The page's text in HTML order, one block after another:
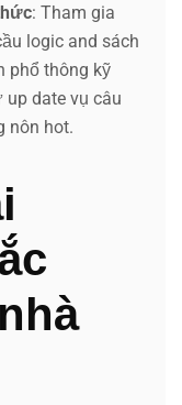
: Tham gia
logic and sách
phổ thông kỹ
date vụ câu
nôn hot.